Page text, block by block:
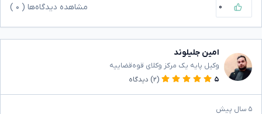
۰ مشاهده دیدگاه‌ها ( ۰
امین جلیلوند
وکیل پایه یک مرکز وکلای قوه‌قضاییه
۵
(۲) دیدگاه
۵ سال پیش